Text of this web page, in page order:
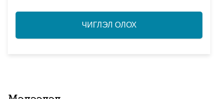
ЧИГЛЭЛ ОЛОХ